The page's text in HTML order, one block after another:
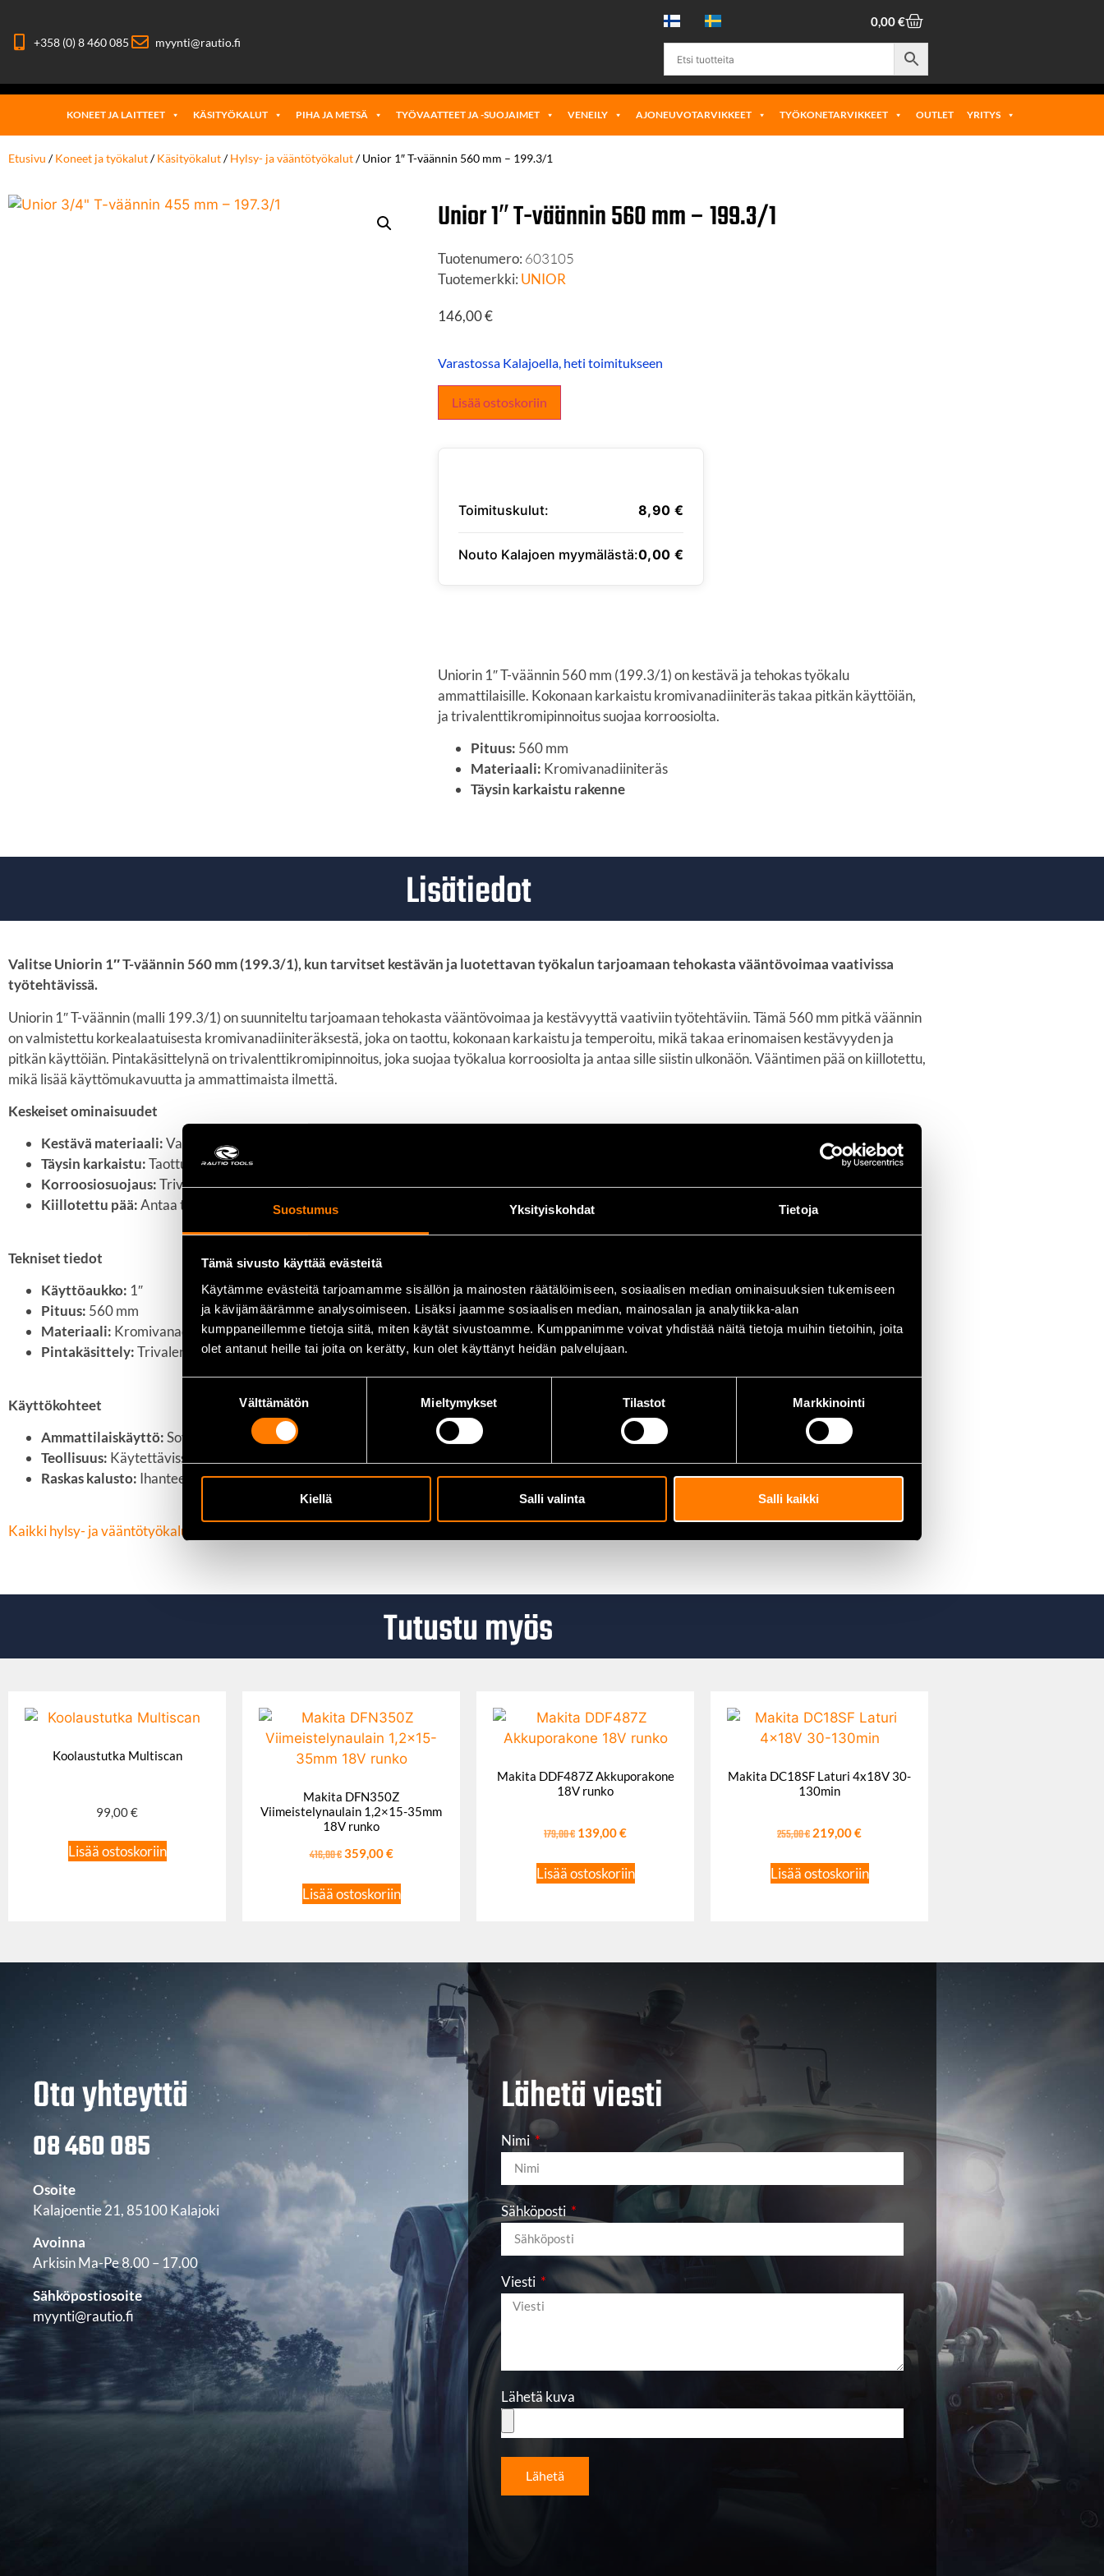
Suostumus Yksityiskohdat Tietoja
Tämä sivusto käyttää evästeitä
Käytämme evästeitä tarjoamamme sisällön ja mainosten räätälöimiseen, sosiaalisen median ominaisuuksien tukemiseen
ja kävijämäärämme analysoimiseen. Lisäksi jaamme sosiaalisen median, mainosalan ja analytiikka-alan
kumppaneillemme tietoja siitä, miten käytät sivustoamme. Kumppanimme voivat yhdistää näitä tietoja muihin tietoihin, joita
olet antanut heille tai joita on kerätty, kun olet käyttänyt heidän palvelujaan.
Välttämätön Mieltymykset Tilastot Markkinointi
Kiellä Salli valinta Salli kaikki
+358 (0) 8 460 085 myynti@rautio.fi
0,00€
KONEET JA LAITTEET KÄSITYÖKALUT PIHA JA METSÄ TYÖVAATTEET JA -SUOJAIMET VENEILY AJONEUVOTARVIKKEET TYÖKONETARVIKKEET OUTLET YRITYS
Etusivu /Koneet ja työkalut/Käsityökalut/Hylsy- ja vääntötyökalut/ Unior 1″ T-väännin 560 mm – 199.3/1
Unior 1″ T-väännin 560 mm – 199.3/1
Tuotenumero: 603105
Tuotemerkki: UNIOR
146,00€
Varastossa Kalajoella, heti toimitukseen
Lisää ostoskoriin
Toimituskulut: 8,90 €
Nouto Kalajoen myymälästä:0,00 €
Uniorin 1″ T-väännin 560 mm (199.3/1) on kestävä ja tehokas työkalu
ammattilaisille. Kokonaan karkaistu kromivanadiiniteräs takaa pitkän käyttöiän,
ja trivalenttikromipinnoitus suojaa korroosiolta.
Pituus: 560 mm
Materiaali: Kromivanadiiniteräs
Täysin karkaistu rakenne
Lisätiedot
Valitse Uniorin 1″ T-väännin 560 mm (199.3/1), kun tarvitset kestävän ja luotettavan työkalun tarjoamaan tehokasta vääntövoimaa vaativissa
työtehtävissä.
Uniorin 1″ T-väännin (malli 199.3/1) on suunniteltu tarjoamaan tehokasta vääntövoimaa ja kestävyyttä vaativiin työtehtäviin. Tämä 560 mm pitkä väännin
on valmistettu korkealaatuisesta kromivanadiiniteräksestä, joka on taottu, kokonaan karkaistu ja temperoitu, mikä takaa erinomaisen kestävyyden ja
pitkän käyttöiän. Pintakäsittelynä on trivalenttikromipinnoitus, joka suojaa työkalua korroosiolta ja antaa sille siistin ulkonäön. Vääntimen pää on kiillotettu,
mikä lisää käyttömukavuutta ja ammattimaista ilmettä.
Keskeiset ominaisuudet
Kestävä materiaali:Valmistettu korkealaatuisesta kromivanadiiniteräksestä, joka takaa pitkän käyttöiän.
Täysin karkaistu:Taottu ja kokonaan karkaistu rakenne lisää työkalun lujuutta.
Korroosiosuojaus:Trivalenttikromipinnoitus suojaa työkalua ruostumiselta.
Kiillotettu pää:Antaa työkalulle siistin ja ammattimaisen ulkonäön.
Tekniset tiedot
Käyttöaukko: 1″
Pituus: 560 mm
Materiaali: Kromivanadiiniteräs
Pintakäsittely:Trivalenttikromipinnoitus
Käyttökohteet
Ammattilaiskäyttö:Soveltuu erinomaisesti mekaanikoille ja asentajille, jotka tarvitsevat tehokasta vääntövoimaa työssään.
Teollisuus: Käytettävissä erilaisissa teollisuuden sovelluksissa, joissa vaaditaan kestävää ja luotettavaa T-väännintä.
Raskas kalusto: Ihanteellinen raskaan kaluston huolto- ja korjaustöihin, joissa tarvitaan vankkoja työkaluja.
Kaikki hylsy- ja vääntötyökalut löydät täältä
Tutustu myös
Koolaustutka Multiscan
99,00€
Lisää ostoskoriin
Makita DFN350Z
Viimeistelynaulain 1,2×15-35mm
18V runko
416,00€ 359,00€
Lisää ostoskoriin
Makita DDF487Z Akkuporakone
18V runko
179,00€ 139,00€
Lisää ostoskoriin
Makita DC18SF Laturi 4x18V 30-
130min
255,00€ 219,00€
Lisää ostoskoriin
Ota yhteyttä
08 460 085
Osoite
Kalajoentie 21, 85100 Kalajoki
Avoinna
Arkisin Ma-Pe 8.00 – 17.00
Sähköpostiosoite
myynti@rautio.fi
Lähetä viesti
Nimi
Sähköposti
Viesti
Lähetä kuva
Lähetä